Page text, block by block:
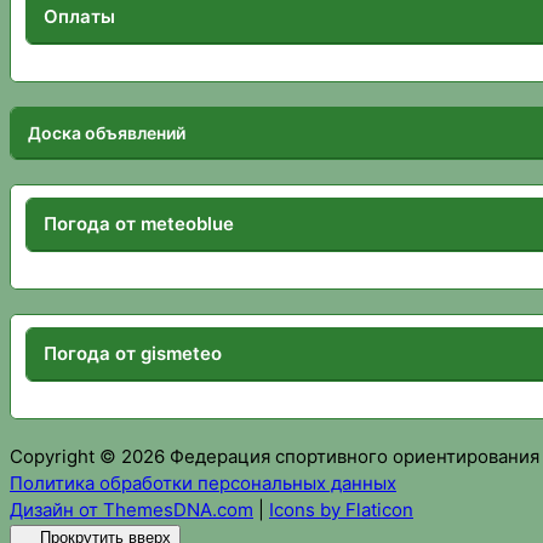
Оплаты
Доска объявлений
Погода от meteoblue
Погода от gismeteo
Copyright © 2026 Федерация спортивного
Политика обработки персональных данных
Дизайн от ThemesDNA.com
Icons by Flaticon
Прокрутить вверх